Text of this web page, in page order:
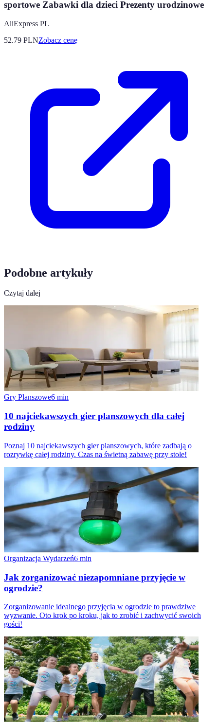
sportowe Zabawki dla dzieci Prezenty urodzinowe
AliExpress PL
52.79 PLNZobacz cenę
Podobne artykuły
Czytaj dalej
Gry Planszowe6 min
10 najciekawszych gier planszowych dla całej
rodziny
Poznaj 10 najciekawszych gier planszowych, które zadbają o
rozrywkę całej rodziny. Czas na świetną zabawę przy stole!
Organizacja Wydarzeń6 min
Jak zorganizować niezapomniane przyjęcie w
ogrodzie?
Zorganizowanie idealnego przyjęcia w ogrodzie to prawdziwe
wyzwanie. Oto krok po kroku, jak to zrobić i zachwycić swoich
gości!